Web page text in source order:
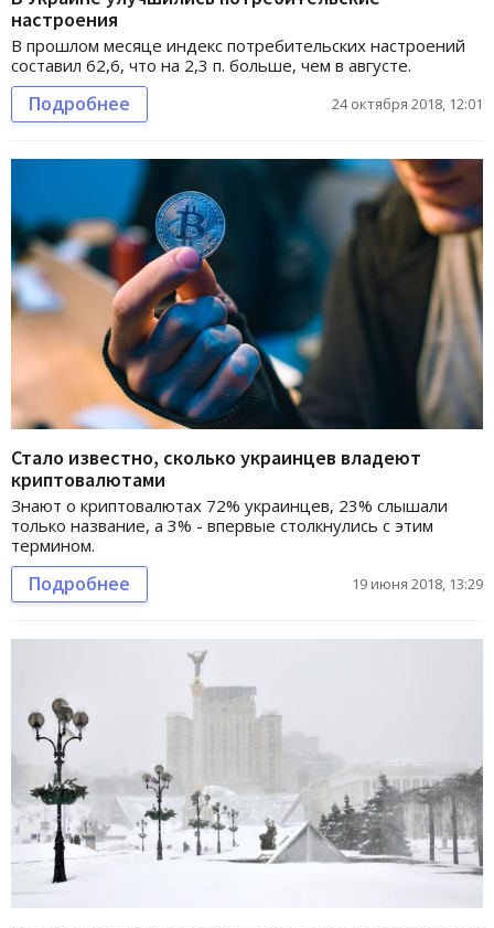
настроения
В прошлом месяце индекс потребительских настроений
составил 62,6, что на 2,3 п. больше, чем в августе.
Подробнее 24 октября 2018, 12:01
Стало известно, сколько украинцев владеют
криптовалютами
Знают о криптовалютах 72% украинцев, 23% слышали
только название, а 3% - впервые столкнулись с этим
термином.
Подробнее 19 июня 2018, 13:29